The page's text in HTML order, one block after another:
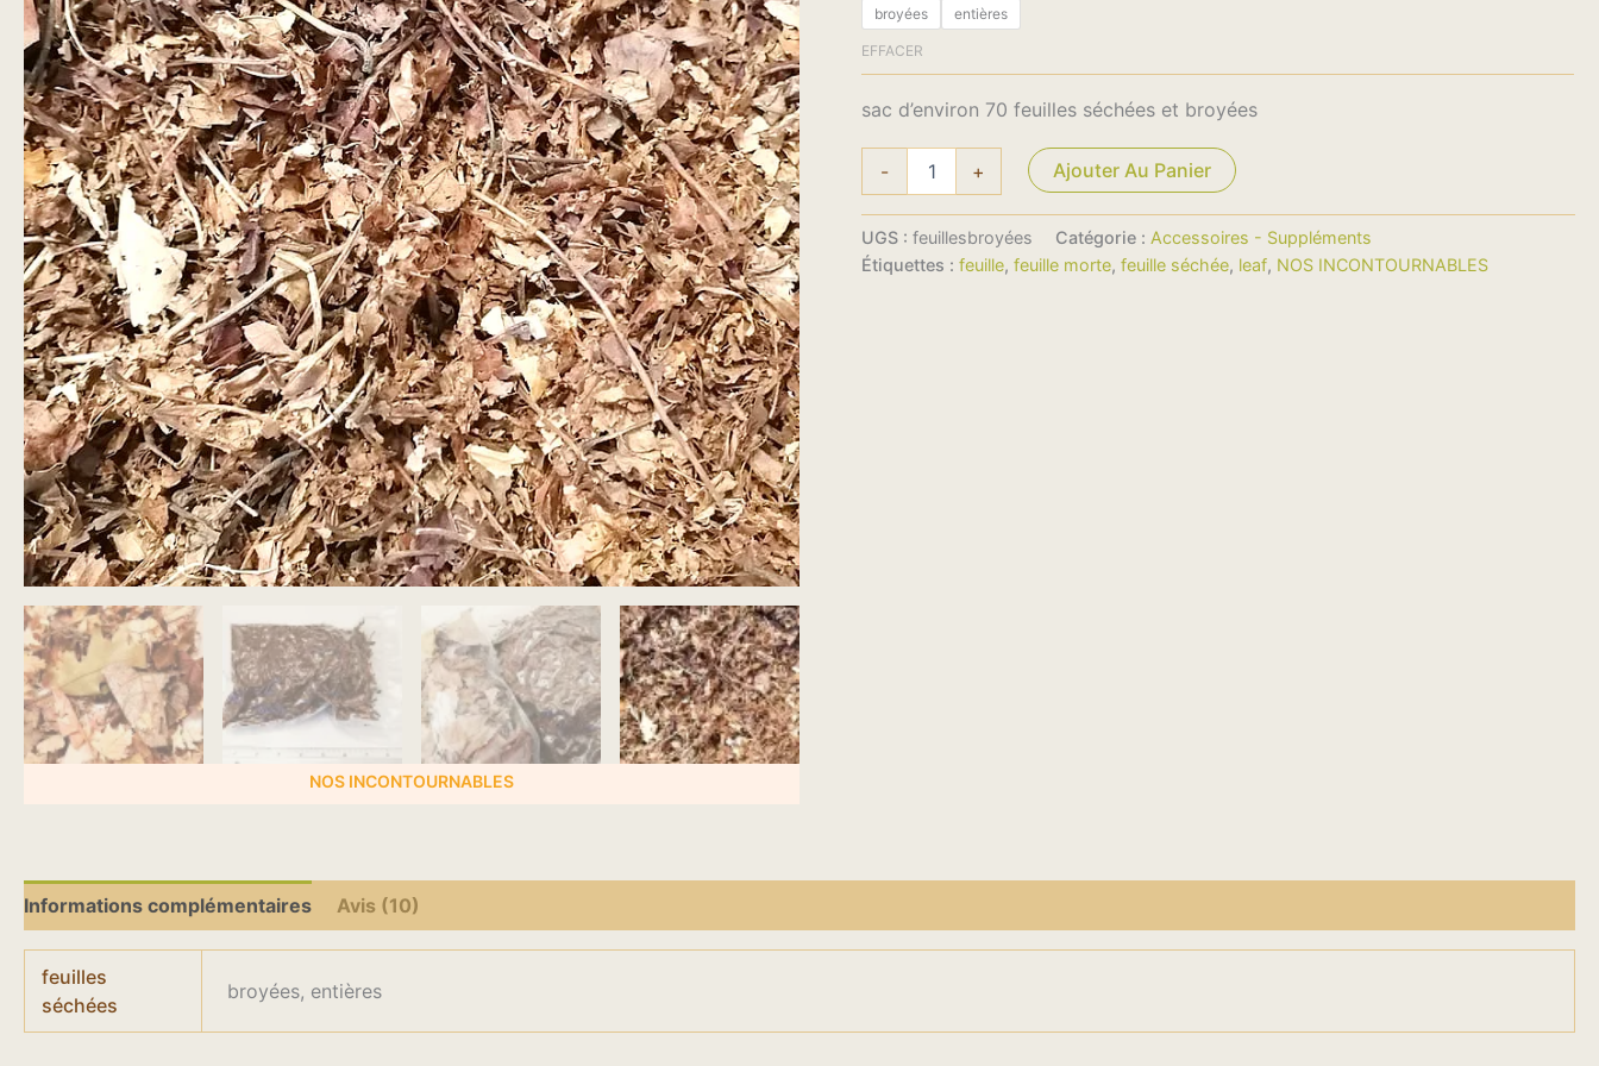
NOS INCONTOURNABLES
broyées entières
EFFACER
sac d’environ 70 feuilles séchées et broyées
- + Ajouter Au Panier
UGS :feuillesbroyées Catégorie : Accessoires - Suppléments
Étiquettes :feuille,feuille morte,feuille séchée, leaf, NOS INCONTOURNABLES
Informations complémentaires Avis (10)
feuilles
séchées
broyées, entières